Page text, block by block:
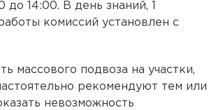
14:00. В день знаний, 1
комиссий установлен с
массового подвоза на участки,
рекомендуют тем или
невозможность